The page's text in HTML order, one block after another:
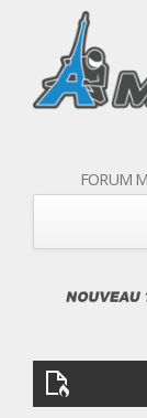
FORUM
Qui sommes